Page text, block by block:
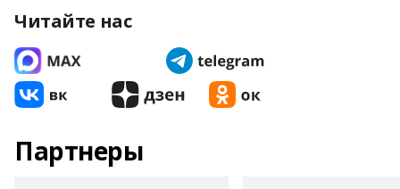
Читайте нас
Партнеры